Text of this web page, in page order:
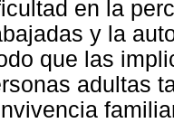
en la
y la
que las
adultas